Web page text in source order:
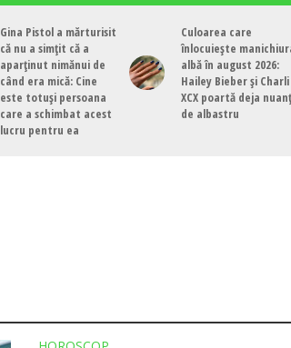
Gina Pistol a mărturisit
că nu a simțit că a
aparținut nimănui de
când era mică: Cine
este totuși persoana
care a schimbat acest
lucru pentru ea
Culoarea care
înlocuiește
albă în august 2026:
Hailey Bieber și Charli
XCX poartă deja
de albastru